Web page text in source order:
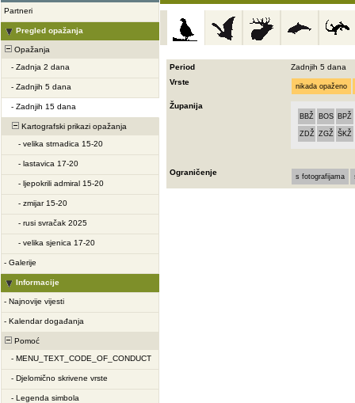
Partneri
Pregled opažanja
Opažanja
- Zadnja 2 dana
- Zadnjih 5 dana
- Zadnjih 15 dana
Kartografski prikazi opažanja
- velika strnadica 15-20
- lastavica 17-20
- ljepokrili admiral 15-20
- zmijar 15-20
- rusi svračak 2025
- velika sjenica 17-20
- Galerije
Informacije
- Najnovije vijesti
- Kalendar događanja
Pomoć
- MENU_TEXT_CODE_OF_CONDUCT
- Djelomično skrivene vrste
- Legenda simbola
Period
Zadnjih 5 dana
Vrste
nikada opaženo
Županija
BBŽ BOS BPŽ
ZDŽ ZGŽ ŠKŽ
Ograničenje s fotografijama